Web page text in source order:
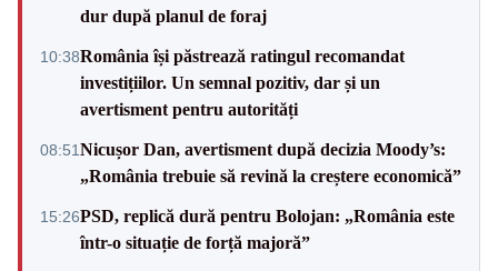
dur după planul de foraj
10:38România își păstrează ratingul recomandat
investițiilor. Un semnal pozitiv, dar și un
avertisment pentru autorități
08:51Nicușor Dan, avertisment după decizia Moody’s:
„România trebuie să revină la creștere economică”
15:26PSD, replică dură pentru Bolojan: „România este
într-o situație de forță majoră”